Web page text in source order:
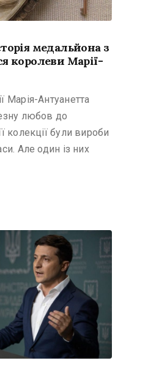
медальйона з
королеви Марії-
Марія-Антуанетта
любов до
колекції були вироби
Але один із них